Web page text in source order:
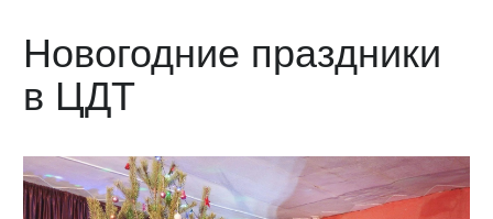
Новогодние праздники
в ЦДТ